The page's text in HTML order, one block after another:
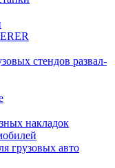
стендов развал-
накладок
грузовых авто